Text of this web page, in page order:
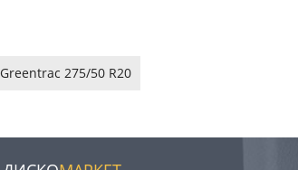
275/50 R20